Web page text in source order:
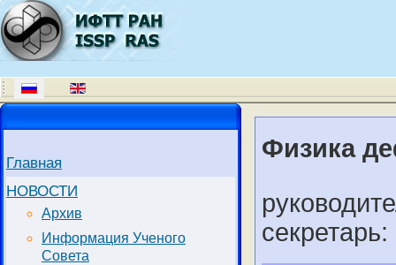
Главная
НОВОСТИ
Архив
Информация Ученого
Совета
Физика